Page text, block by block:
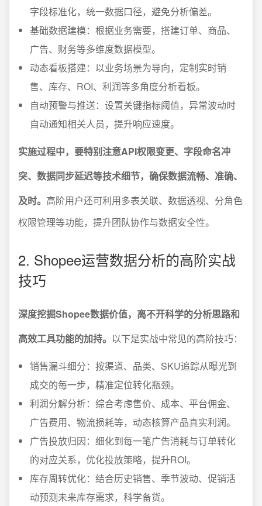
字段标准化，统一数据口径，避免分析偏差。
基础数据建模：根据业务需要，搭建订单、商品、
广告、财务等多维度数据模型。
动态看板搭建：以业务场景为导向，定制实时销
售、库存、ROI、利润等多角度分析看板。
自动预警与推送：设置关键指标阈值，异常波动时
自动通知相关人员，提升响应速度。
实施过程中，要特别注意API权限变更、字段命名冲
突、数据同步延迟等技术细节，确保数据流畅、准确、
及时。 高阶用户还可利用多表关联、数据透视、分角色
权限管理等功能，提升团队协作与数据安全性。
2. Shopee运营数据分析的高阶实战
技巧
深度挖掘Shopee数据价值，离不开科学的分析思路和
高效工具功能的加持。 以下是实战中常见的高阶技巧：
销售漏斗细分：按渠道、品类、SKU追踪从曝光到
成交的每一步，精准定位转化瓶颈。
利润分解分析：综合考虑售价、成本、平台佣金、
广告费用、物流损耗等，动态核算产品真实利润。
广告投放归因：细化到每一笔广告消耗与订单转化
的对应关系，优化投放策略，提升ROI。
库存周转优化：结合历史销售、季节波动、促销活
动预测未来库存需求，科学备货。